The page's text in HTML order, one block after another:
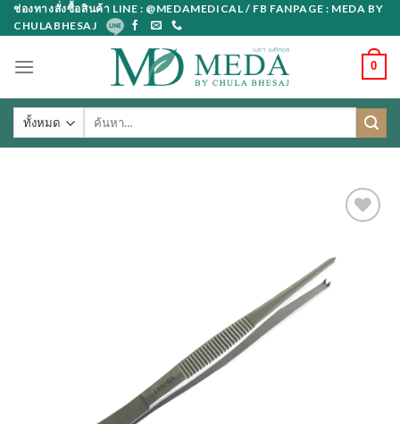
Skip
to
ช่องทางสั่งซื้อสินค้า LINE : @MEDAMEDICAL / FB FANPAGE : MEDA BY
CHULABHESAJ
0
ค้นหา: